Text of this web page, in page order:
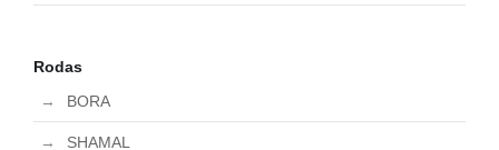
Rodas
BORA
SHAMAL